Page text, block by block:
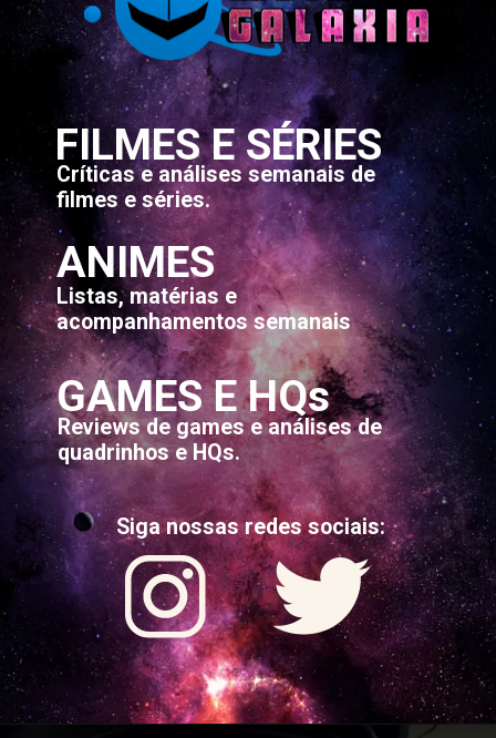
FILMES E SÉRIES
Críticas e análises semanais de
filmes e séries.
ANIMES
Listas, matérias e
acompanhamentos semanais
GAMES E HQs
Reviews de games e análises de
quadrinhos e HQs.
Siga nossas redes sociais: